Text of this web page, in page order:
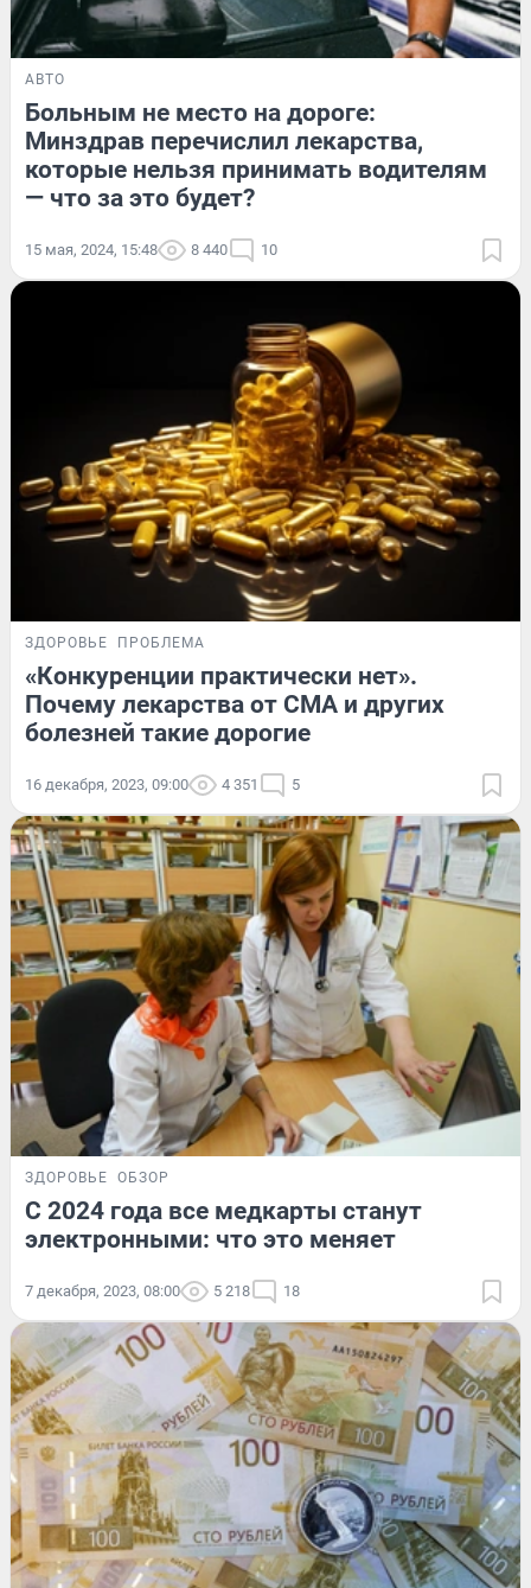
АВТО
Больным не место на дороге:
Минздрав перечислил лекарства,
которые нельзя принимать водителям
— что за это будет?
15 мая, 2024, 15:48 8 440 10
ЗДОРОВЬЕ ПРОБЛЕМА
«Конкуренции практически нет».
Почему лекарства от СМА и других
болезней такие дорогие
16 декабря, 2023, 09:00 4 351 5
ЗДОРОВЬЕ ОБЗОР
С 2024 года все медкарты станут
электронными: что это меняет
7 декабря, 2023, 08:00 5 218 18